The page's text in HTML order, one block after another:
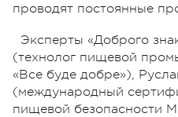
проводят постоянные
Эксперты «Доброго
(технолог пищевой
«Все буде добре»),
(международный
пищевой безопасности